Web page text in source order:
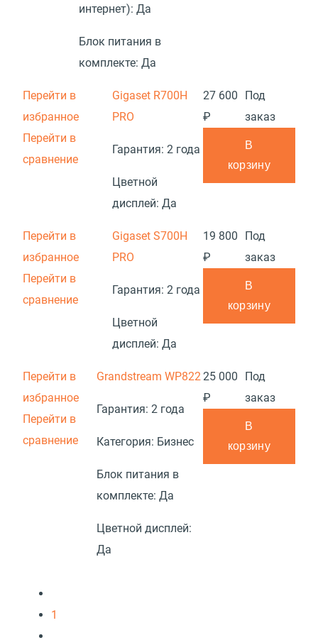
интернет): Да
Блок питания в
комплекте: Да
Перейти в
избранное
Перейти в
сравнение
Gigaset R700H
PRO
Гарантия: 2 года
Цветной
дисплей:Да
27 600
₽
Под
заказ
В
корзину
Перейти в
избранное
Перейти в
сравнение
Gigaset S700H
PRO
Гарантия: 2 года
Цветной
дисплей:Да
19 800
₽
Под
заказ
В
корзину
Перейти в
избранное
Перейти в
сравнение
Grandstream WP822
Гарантия: 2 года
Категория: Бизнес
Блок питания в
комплекте: Да
Цветной дисплей:
Да
25 000
₽
Под
заказ
В
корзину
1